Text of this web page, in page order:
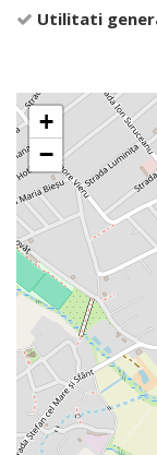
Utilitati
+
−